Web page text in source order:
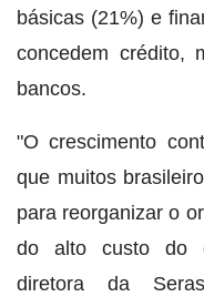
básicas (21%) e
concedem crédito,
bancos.
"O crescimento
que muitos
para reorganizar o
do alto custo do
diretora da